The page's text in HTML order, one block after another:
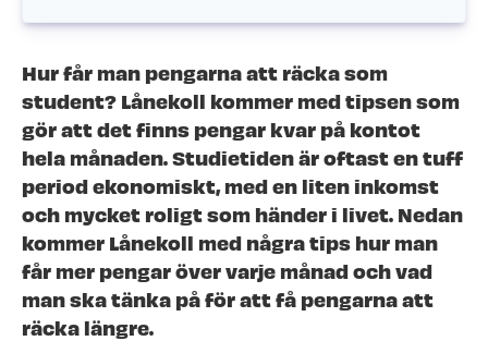
Hur får man pengarna att räcka som
student? Lånekoll kommer med tipsen som
gör att det finns pengar kvar på kontot
hela månaden. Studietiden är oftast en tuff
period ekonomiskt, med en liten inkomst
och mycket roligt som händer i livet. Nedan
kommer Lånekoll med några tips hur man
får mer pengar över varje månad och vad
man ska tänka på för att få pengarna att
räcka längre.